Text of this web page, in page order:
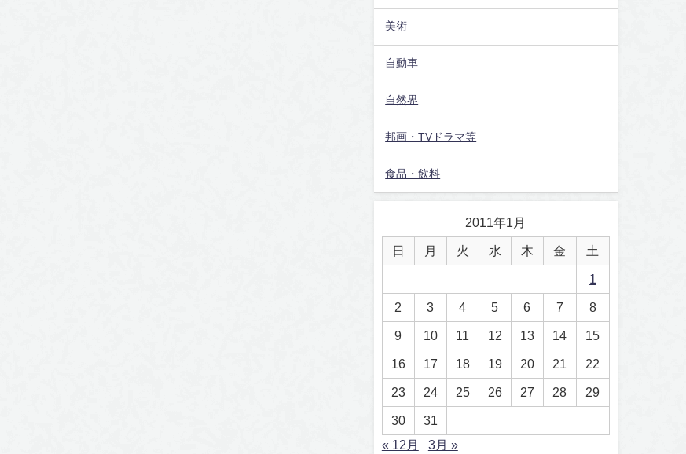
美術
自動車
自然界
邦画・TVドラマ等
食品・飲料
2011年1月
日 月 火 水 木 金 土
1
2 3 4 5 6 7 8
9 10 11 12 13 14 15
16 17 18 19 20 21 22
23 24 25 26 27 28 29
30
31
« 12月
3月 »